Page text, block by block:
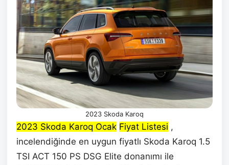
2023 Skoda Karoq
2023 Skoda Karoq Ocak Fiyat Listesi ,
incelendiğinde en uygun fiyatlı Skoda Karoq 1.5
TSI ACT 150 PS DSG Elite donanımı ile